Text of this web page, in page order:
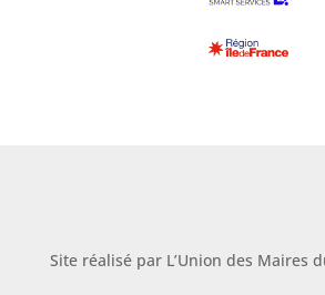
Site réalisé par L’Union des Maires